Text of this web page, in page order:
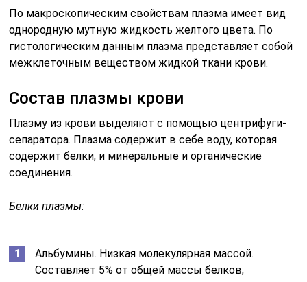
По макроскопическим свойствам плазма имеет вид
однородную мутную жидкость желтого цвета. По
гистологическим данным плазма представляет собой
межклеточным веществом жидкой ткани крови.
Состав плазмы крови
Плазму из крови выделяют с помощью центрифуги-
сепаратора. Плазма содержит в себе воду, которая
содержит белки, и минеральные и органические
соединения.
Белки плазмы:
Альбумины. Низкая молекулярная массой.
Составляет 5% от общей массы белков;